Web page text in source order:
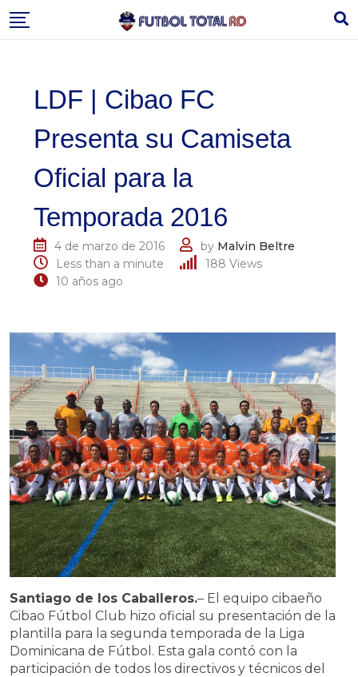
to
LDF | Cibao FC
Presenta su Camiseta
Oficial para la
Temporada 2016
4 de marzo de 2016 by Malvin Beltre
Less than a minute
188 Views
10 años ago
Santiago de los Caballeros.– El equipo cibaeño
Cibao Fútbol Club hizo oficial su presentación de la
plantilla para la segunda temporada de la Liga
Dominicana de Fútbol. Esta gala contó con la
participación de todos los directivos y técnicos del